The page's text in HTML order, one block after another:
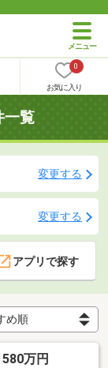
0
お気に入り
一覧
変更する
変更する
アプリで探す
万円